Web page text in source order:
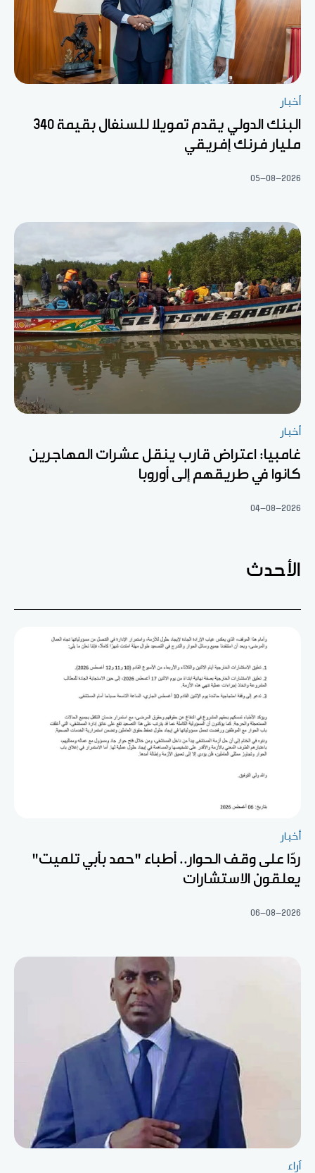
أخبار
البنك الدولي يقدم تمويلا للسنغال بقيمة 340
مليار فرنك إفريقي
05-08-2026
أخبار
غامبيا: اعتراض قارب ينقل عشرات المهاجرين
كانوا في طريقهم إلى أوروبا
04-08-2026
الأحدث
أخبار
ردّا على وقف الحوار.. أطباء "حمد بأبي تلميت"
يعلقون الاستشارات
06-08-2026
آراء